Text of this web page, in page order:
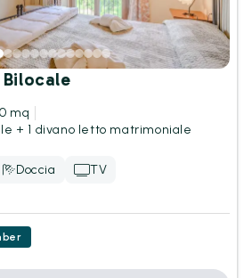
mq
+ 1 divano letto matrimoniale
Doccia
TV